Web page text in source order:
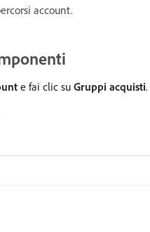
account.
e fai clic su Gruppi acquisti.